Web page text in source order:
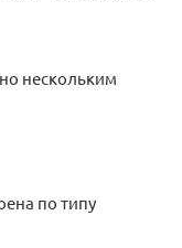
нескольким
по типу